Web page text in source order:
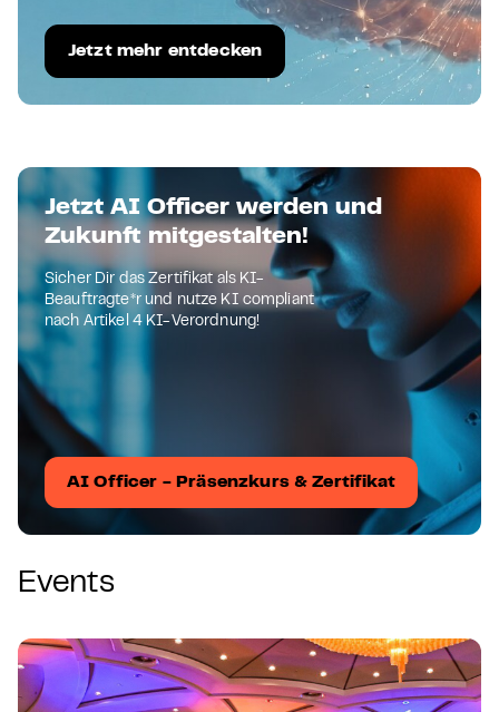
Jetzt mehr entdecken
Jetzt AI Officer werden und
Zukunft mitgestalten!
Sicher Dir das Zertifikat als KI-
Beauftragte*r und nutze KI compliant
nach Artikel 4 KI-Verordnung!
AI Officer - Präsenzkurs & Zertifikat
Events